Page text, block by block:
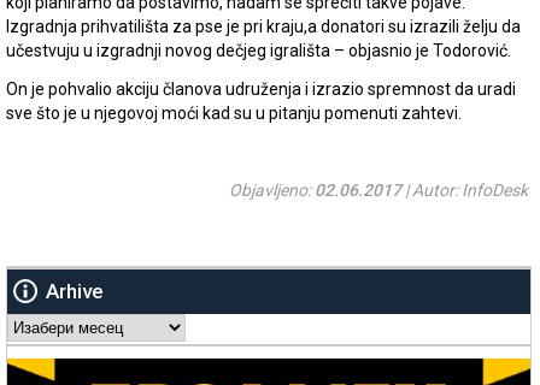
Izgradnja prihvatilišta za pse je pri kraju,a donatori su izrazili želju da
učestvuju u izgradnji novog dečjeg igrališta – objasnio je Todorović.
On je pohvalio akciju članova udruženja i izrazio spremnost da uradi
sve što je u njegovoj moći kad su u pitanju pomenuti zahtevi.
Objavljeno:02.06.2017| Autor: InfoDesk
Arhive
Arhive